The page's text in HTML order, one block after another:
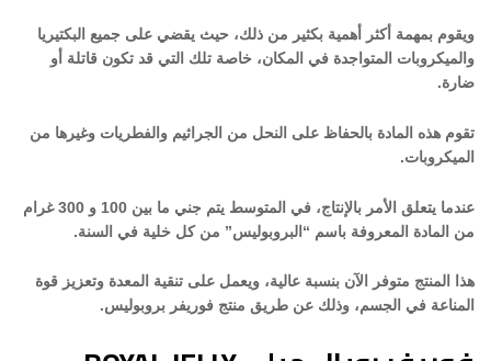
ويقوم بمهمة أكثر أهمية بكثير من ذلك، حيث يقضي على جميع البكتيريا
والميكروبات المتواجدة في المكان، خاصة تلك التي قد تكون قاتلة أو
ضارة.
تقوم هذه المادة بالحفاظ على النحل من الجراثيم والفطريات وغيرها من
الميكروبات.
عندما يتعلق الأمر بالإنتاج، في المتوسط يتم جني ما بين 100 و 300 غرام
من المادة المعروفة باسم “البروبوليس” من كل خلية في السنة.
هذا المنتج متوفر الآن بنسبة عالية، ويعمل على تنقية المعدة وتعزيز قوة
المناعة في الجسم، وذلك عن طريق منتج فوريفر بروبوليس.